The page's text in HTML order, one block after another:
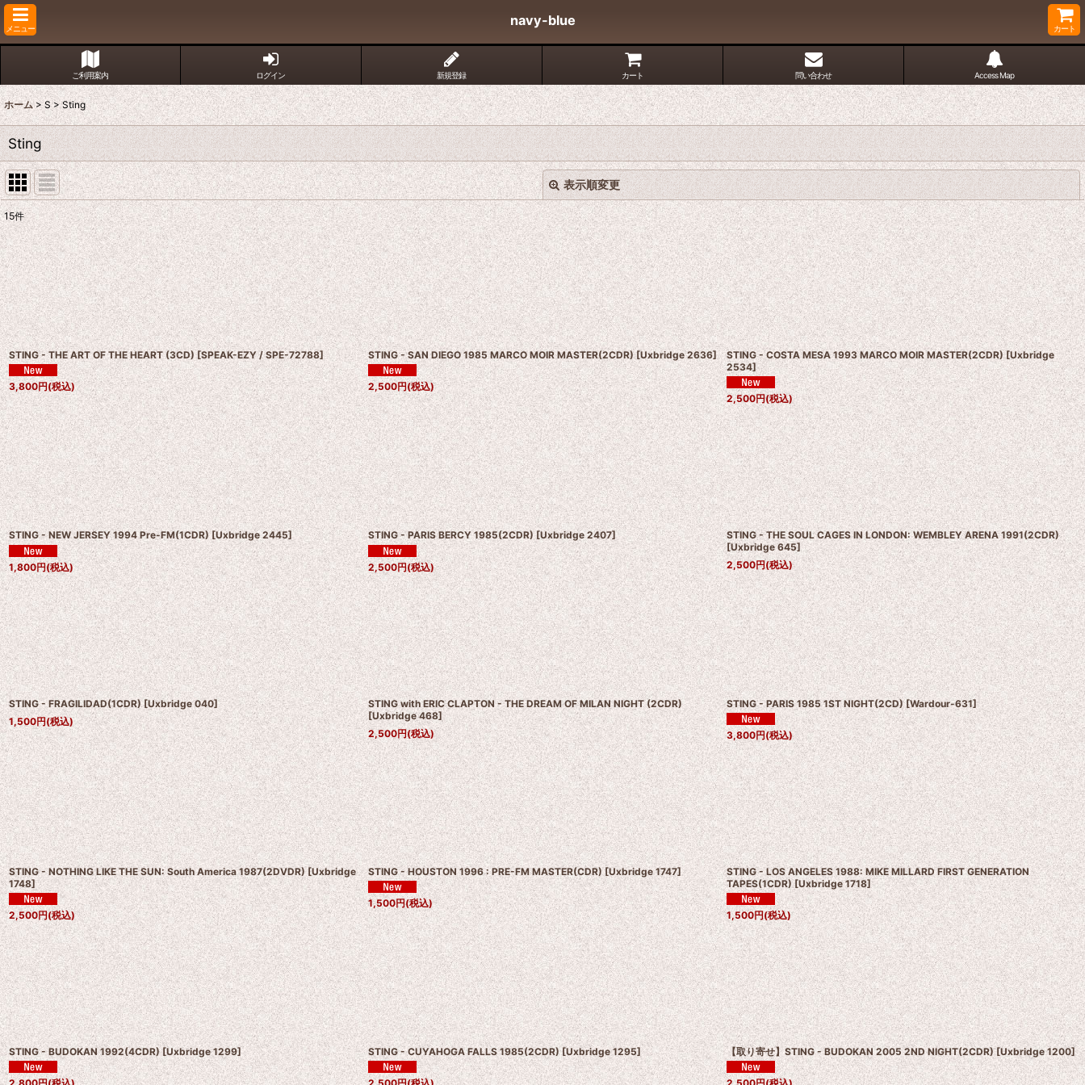
メニュー
navy-blue
カート
ご利用案内 ログイン 新規登録 カート 問い合わせ Access Map
ホーム > S > Sting
Sting
表示順変更
表示数:
並び順:
絞り込む
閉じる
15件
STING - THE ART OF THE HEART (3CD) [SPEAK-EZY / SPE-72788]
3,800円(税込)
STING - SAN DIEGO 1985 MARCO MOIR MASTER(2CDR) [Uxbridge 2636]
2,500円(税込)
STING - COSTA MESA 1993 MARCO MOIR MASTER(2CDR) [Uxbridge
2534]
2,500円(税込)
STING - NEW JERSEY 1994 Pre-FM(1CDR) [Uxbridge 2445]
1,800円(税込)
STING - PARIS BERCY 1985(2CDR) [Uxbridge 2407]
2,500円(税込)
STING - THE SOUL CAGES IN LONDON: WEMBLEY ARENA 1991(2CDR)
[Uxbridge 645]
2,500円(税込)
STING - FRAGILIDAD(1CDR) [Uxbridge 040]
1,500円(税込)
STING with ERIC CLAPTON - THE DREAM OF MILAN NIGHT (2CDR)
[Uxbridge 468]
2,500円(税込)
STING - PARIS 1985 1ST NIGHT(2CD) [Wardour-631]
3,800円(税込)
STING - NOTHING LIKE THE SUN: South America 1987(2DVDR) [Uxbridge
1748]
2,500円(税込)
STING - HOUSTON 1996 : PRE-FM MASTER(CDR) [Uxbridge 1747]
1,500円(税込)
STING - LOS ANGELES 1988: MIKE MILLARD FIRST GENERATION
TAPES(1CDR) [Uxbridge 1718]
1,500円(税込)
STING - BUDOKAN 1992(4CDR) [Uxbridge 1299] STING - CUYAHOGA FALLS 1985(2CDR) [Uxbridge 1295] 【取り寄せ】STING - BUDOKAN 2005 2ND NIGHT(2CDR) [Uxbridge 1200]